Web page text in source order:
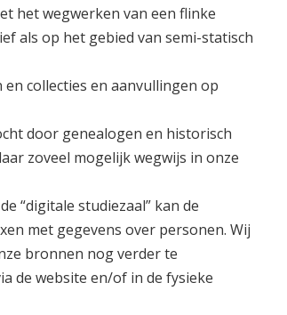
het wegwerken van een flinke
als op het gebied van semi-statisch
collecties en aanvullingen op
door genealogen en historisch
zoveel mogelijk wegwijs in onze
“digitale studiezaal” kan de
met gegevens over personen. Wij
bronnen nog verder te
de website en/of in de fysieke